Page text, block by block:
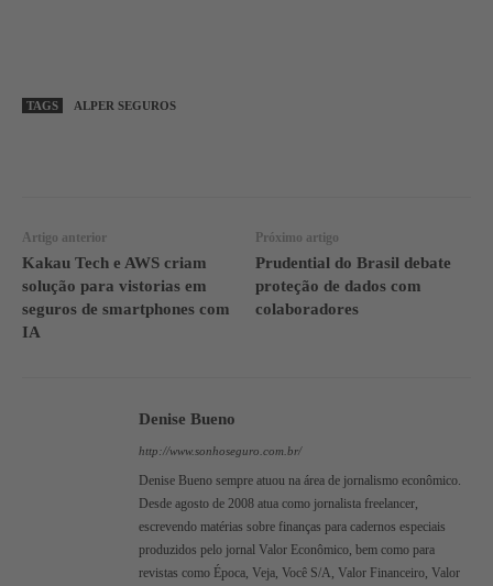
TAGS ALPER SEGUROS
Artigo anterior
Kakau Tech e AWS criam
solução para vistorias em
seguros de smartphones com
IA
Próximo artigo
Prudential do Brasil debate
proteção de dados com
colaboradores
Denise Bueno
http://www.sonhoseguro.com.br/
Denise Bueno sempre atuou na área de jornalismo econômico.
Desde agosto de 2008 atua como jornalista freelancer,
escrevendo matérias sobre finanças para cadernos especiais
produzidos pelo jornal Valor Econômico, bem como para
revistas como Época, Veja, Você S/A, Valor Financeiro, Valor